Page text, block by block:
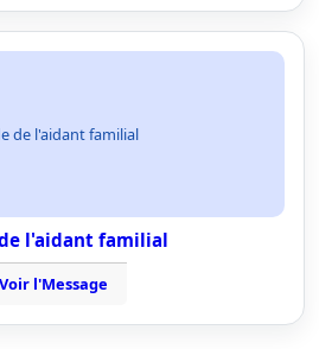
de l'aidant familial
l'aidant familial
Voir l'Message